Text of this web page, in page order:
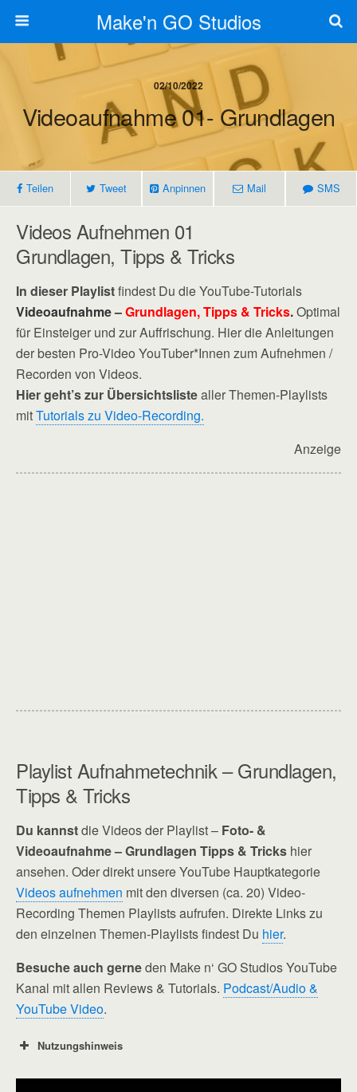
Make'n GO Studios
02/10/2022
Videoaufnahme 01- Grundlagen
Teilen Tweet Anpinnen Mail SMS
Videos Aufnehmen 01
Grundlagen, Tipps & Tricks
In dieser Playlistfindest Du die YouTube-Tutorials
Videoaufnahme –Grundlagen, Tipps & Tricks.Optimal
für Einsteiger und zur Auffrischung. Hier die Anleitungen
der besten Pro-Video YouTuber*Innen zum Aufnehmen /
Recorden von Videos.
Hier geht’s zur Übersichtslistealler Themen-Playlists
mitTutorials zu Video-Recording.
Anzeige
Playlist Aufnahmetechnik – Grundlagen,
Tipps & Tricks
Du kannstdie Videos der Playlist – Foto- &
Videoaufnahme – Grundlagen Tipps & Tricks hier
ansehen. Oder direkt unsereYouTube Hauptkategorie
Videos aufnehmen mit den diversen (ca. 20) Video-
Recording Themen Playlists aufrufen. Direkte Links zu
den einzelnen Themen-Playlists findest Du hier.
Besuche auch gerneden Make n‘ GO Studios YouTube
Kanal mit allen Reviews & Tutorials. Podcast/Audio &
YouTube Video.
Nutzungshinweis